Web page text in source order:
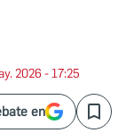
2026 - 17:25
en Save